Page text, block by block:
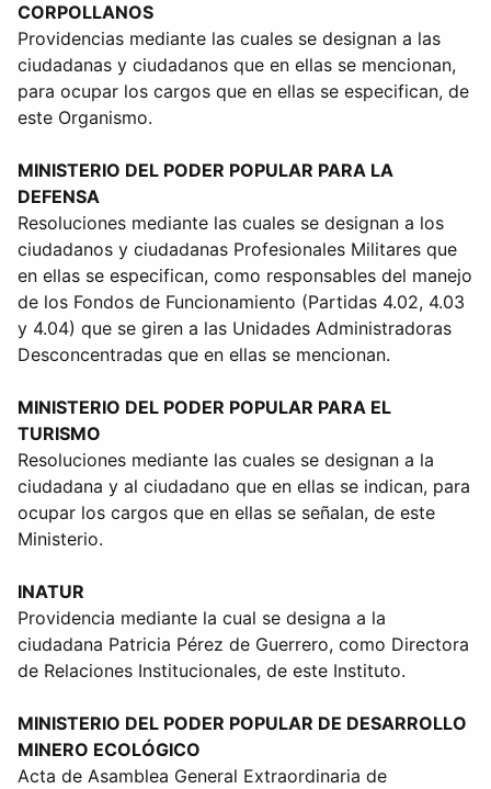
CORPOLLANOS
Providencias mediante las cuales se designan a las
ciudadanas y ciudadanos que en ellas se mencionan,
para ocupar los cargos que en ellas se especifican, de
este Organismo.
MINISTERIO DEL PODER POPULAR PARA LA
DEFENSA
Resoluciones mediante las cuales se designan a los
ciudadanos y ciudadanas Profesionales Militares que
en ellas se especifican, como responsables del manejo
de los Fondos de Funcionamiento (Partidas 4.02, 4.03
y 4.04) que se giren a las Unidades Administradoras
Desconcentradas que en ellas se mencionan.
MINISTERIO DEL PODER POPULAR PARA EL
TURISMO
Resoluciones mediante las cuales se designan a la
ciudadana y al ciudadano que en ellas se indican, para
ocupar los cargos que en ellas se señalan, de este
Ministerio.
INATUR
Providencia mediante la cual se designa a la
ciudadana Patricia Pérez de Guerrero, como Directora
de Relaciones Institucionales, de este Instituto.
MINISTERIO DEL PODER POPULAR DE DESARROLLO
MINERO ECOLÓGICO
Acta de Asamblea General Extraordinaria de